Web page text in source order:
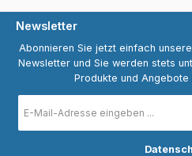
Newsletter
Abonnieren Sie jetzt einfach
Newsletter und Sie werden stets
Produkte und
Mail-